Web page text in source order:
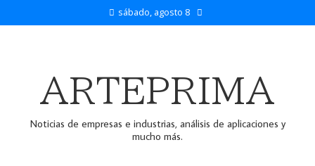
sábado, agosto 8
ARTEPRIMA
Noticias de empresas e industrias, análisis de aplicaciones y
mucho más.